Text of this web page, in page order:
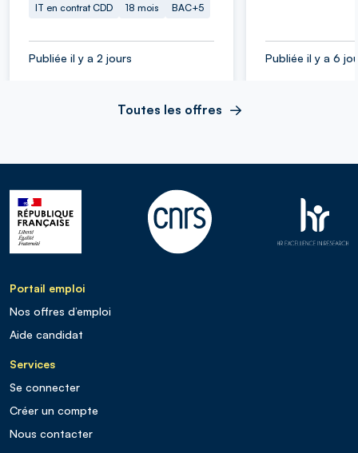
IT en contrat CDD 18 mois BAC+5
Publiée il y a 2 jours Publiée il y a 6
Toutes les offres
Portail emploi
Nos offres d’emploi
Aide candidat
Services
Se connecter
Créer un compte
Nous contacter